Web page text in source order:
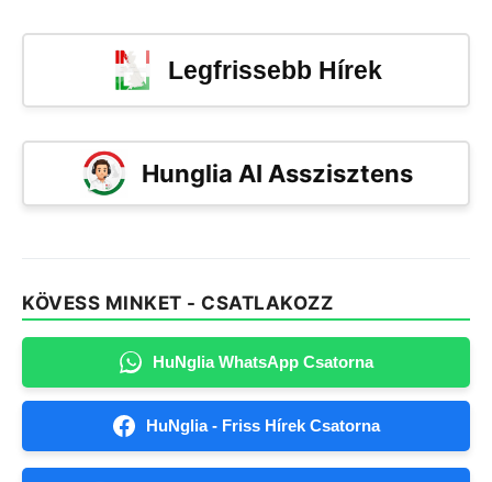
Legfrissebb Hírek
Hunglia AI Asszisztens
KÖVESS MINKET - CSATLAKOZZ
HuNglia WhatsApp Csatorna
HuNglia - Friss Hírek Csatorna